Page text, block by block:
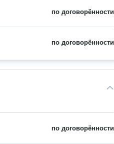
по договорённости
по договорённости
по договорённости